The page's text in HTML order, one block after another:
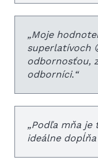
„Moje
superlatívoch
odbornosťou,
odborníci. “
„Podľa mňa
ideálne